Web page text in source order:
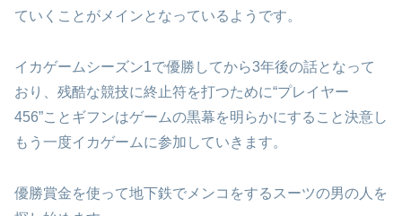
ていくことがメインとなっているようです。
イカゲームシーズン1で優勝してから3年後の話となって
おり、残酷な競技に終止符を打つために“プレイヤー
456”ことギフンはゲームの黒幕を明らかにすること決意し
もう一度イカゲームに参加していきます。
優勝賞金を使って地下鉄でメンコをするスーツの男の人を